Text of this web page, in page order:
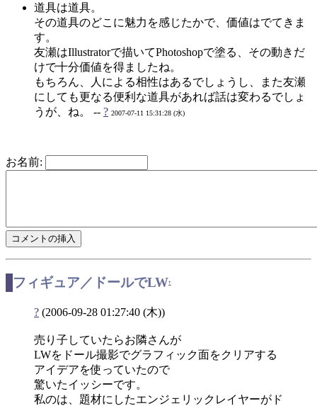
道具は道具。
その道具のどこに魅力を感じたかで、価値はでてきま
す。
友瀬はIllustratorで描いてPhotoshopで塗る、その動きだ
けで十分価値を得ましたね。
もちろん、人による相性はあるでしょうし、また友瀬
にしても更なる便利な道具があれば話は変わるでしょ
うが、ね。 -- ? 2007-07-11 15:31:28 (水)
お名前:
フィギュア／ドールでLW†
? (2006-09-28 01:27:40 (木))
売り子していたらお隣さんが
LWをドール撮影でグラフィック面をクリアする
アイデアを使っていたので
驚いたイッシーです。
私のは、題材にしたエンジェリックレイヤーがド